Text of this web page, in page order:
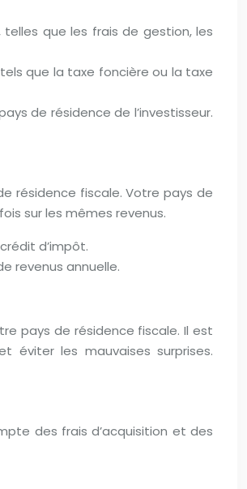
que les frais de gestion, les
que la taxe foncière ou la taxe
de résidence de l’investisseur.
résidence fiscale. Votre pays de
sur les mêmes revenus.
d’impôt.
revenus annuelle.
pays de résidence fiscale. Il est
éviter les mauvaises surprises.
des frais d’acquisition et des